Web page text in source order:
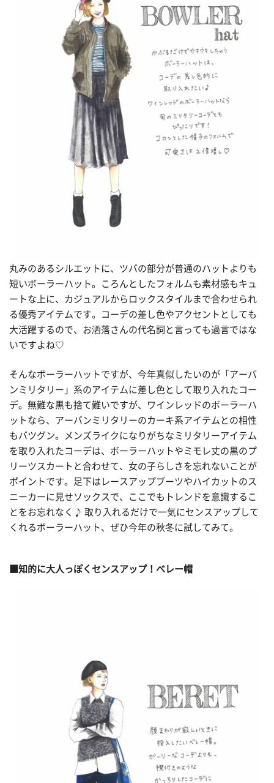
丸みのあるシルエットに、ツバの部分が普通のハットよりも
短いボーラーハット。ころんとしたフォルムも素材感もキュ
ートな上に、カジュアルからロックスタイルまで合わせられ
る優秀アイテムです。コーデの差し色やアクセントとしても
大活躍するので、お洒落さんの代名詞と言っても過言ではな
いですよね♡
そんなボーラーハットですが、今年真似したいのが「アーバ
ンミリタリー」系のアイテムに差し色として取り入れたコー
デ。無難な黒も捨て難いですが、ワインレッドのボーラーハ
ットなら、アーバンミリタリーのカーキ系アイテムとの相性
もバツグン。メンズライクになりがちなミリタリーアイテム
を取り入れたコーデは、ボーラーハットやミモレ丈の黒のプ
リーツスカートと合わせて、女の子らしさを忘れないことが
ポイントです。足下はレースアップブーツやハイカットのス
ニーカーに見せソックスで、ここでもトレンドを意識するこ
とをお忘れなく♪ 取り入れるだけで一気にセンスアップして
くれるボーラーハット、ぜひ今年の秋冬に試してみて。
■知的に大人っぽくセンスアップ！ベレー帽